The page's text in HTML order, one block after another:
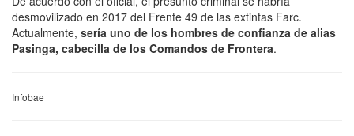
desmovilizado en 2017 del Frente 49 de las extintas Farc.
Actualmente, sería uno de los hombres de confianza de alias
Pasinga, cabecilla de los Comandos de Frontera.
Infobae